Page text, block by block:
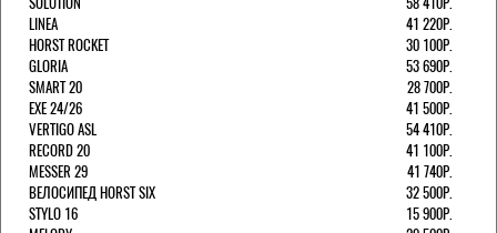
LINEA
41 220Р.
HORST ROCKET
30 100Р.
GLORIA
53 690Р.
SMART 20
28 700Р.
EXE 24/26
41 500Р.
VERTIGO ASL
54 410Р.
RECORD 20
41 100Р.
MESSER 29
41 740Р.
ВЕЛОСИПЕД HORST SIX
32 500Р.
STYLO 16
15 900Р.